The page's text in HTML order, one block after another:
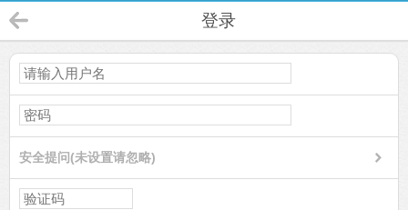
登录
安全提问(未设置请忽略)